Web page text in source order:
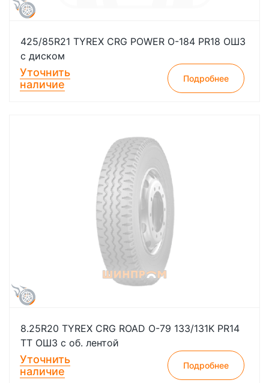
425/85R21 TYREX CRG POWER О-184 PR18 ОШЗ
с диском
Уточнить
наличие
Подробнее
8.25R20 TYREX CRG ROAD О-79 133/131K PR14
TT ОШЗ с об. лентой
Уточнить
наличие
Подробнее